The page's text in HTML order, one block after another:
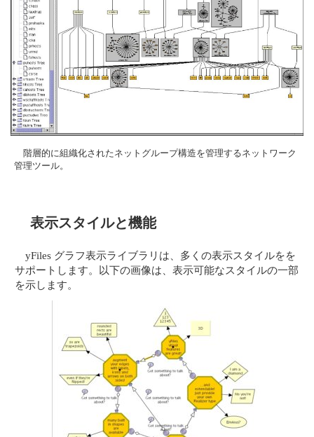
階層的に組織化されたネットグループ構造を管理するネットワーク
管理ツール。
表示スタイルと機能
yFiles グラフ表示ライブラリは、多くの表示スタイルをを
サポートします。以下の画像は、表示可能なスタイルの一部
を示します。